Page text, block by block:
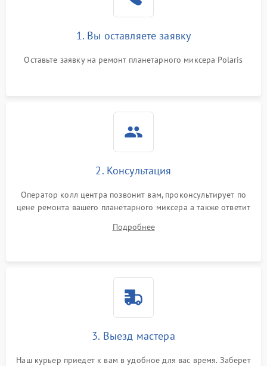
1. Вы оставляете заявку
Оставьте заявку на ремонт планетарного миксера Polaris
2. Консультация
Оператор колл центра позвонит вам, проконсультирует по
цене ремонта вашего планетарного миксера а также ответит
Подробнее
3. Выезд мастера
Наш курьер приедет к вам в удобное для вас время. Заберет